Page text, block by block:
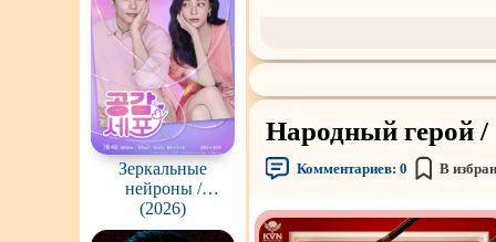
Зеркальные
нейроны /
Gonggapsepyo
(2026)
Аниме
Индийское кино
Маги и Волшебники
Параллельные миры
Пеплум
Народный герой /
Комментариев: 0 В